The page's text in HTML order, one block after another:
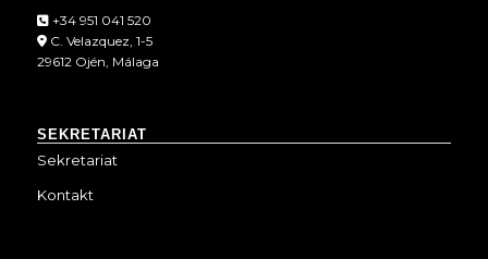
+34 951 041 520
C. Velazquez, 1-5
29612 Ojén, Málaga
SEKRETARIAT
Sekretariat
Kontakt